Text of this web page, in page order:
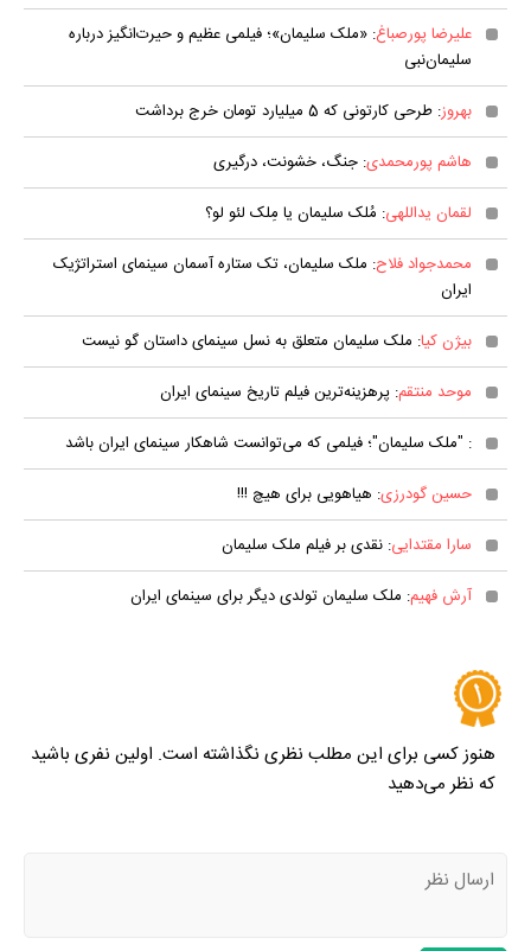
علیرضا پورصباغ: «ملک سلیمان»؛ فیلمی عظیم‌ و حیرت‌انگیز درباره
سلیمان‌نبی
بهروز: طرحی کارتونی که 5 میلیارد تومان خرج برداشت
هاشم پورمحمدی: جنگ، خشونت، درگیری
لقمان یداللهی: مُلک سلیمان یا مِلک لئو لو؟
محمدجواد فلاح: ملک سلیمان، تک ستاره آسمان سینمای استراتژیک
ایران
بیژن کیا: ملک سلیمان متعلق به نسل سینمای داستان گو نیست
موحد منتقم: پرهزینه‌ترین فیلم تاریخ سینمای ایران
: "ملک سلیمان"؛ فیلمی که می‌توانست شاهکار سینمای ایران باشد
حسین گودرزی: هیاهویی برای هیچ !!!
سارا مقتدایی: نقدی بر فیلم ملک سلیمان
آرش فهیم: ملک سلیمان تولدی دیگر برای سینمای ایران
هنوز کسی برای این مطلب نظری نگذاشته است. اولین نفری باشید
که نظر می‌دهید